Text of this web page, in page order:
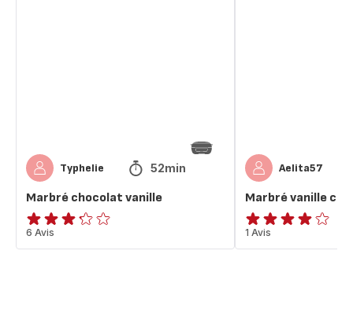
Typhelie 52min
Marbré chocolat vanille
ratings.3.2
6 Avis
Aelita57
Marbré vanille
Avis
4
1 Avis